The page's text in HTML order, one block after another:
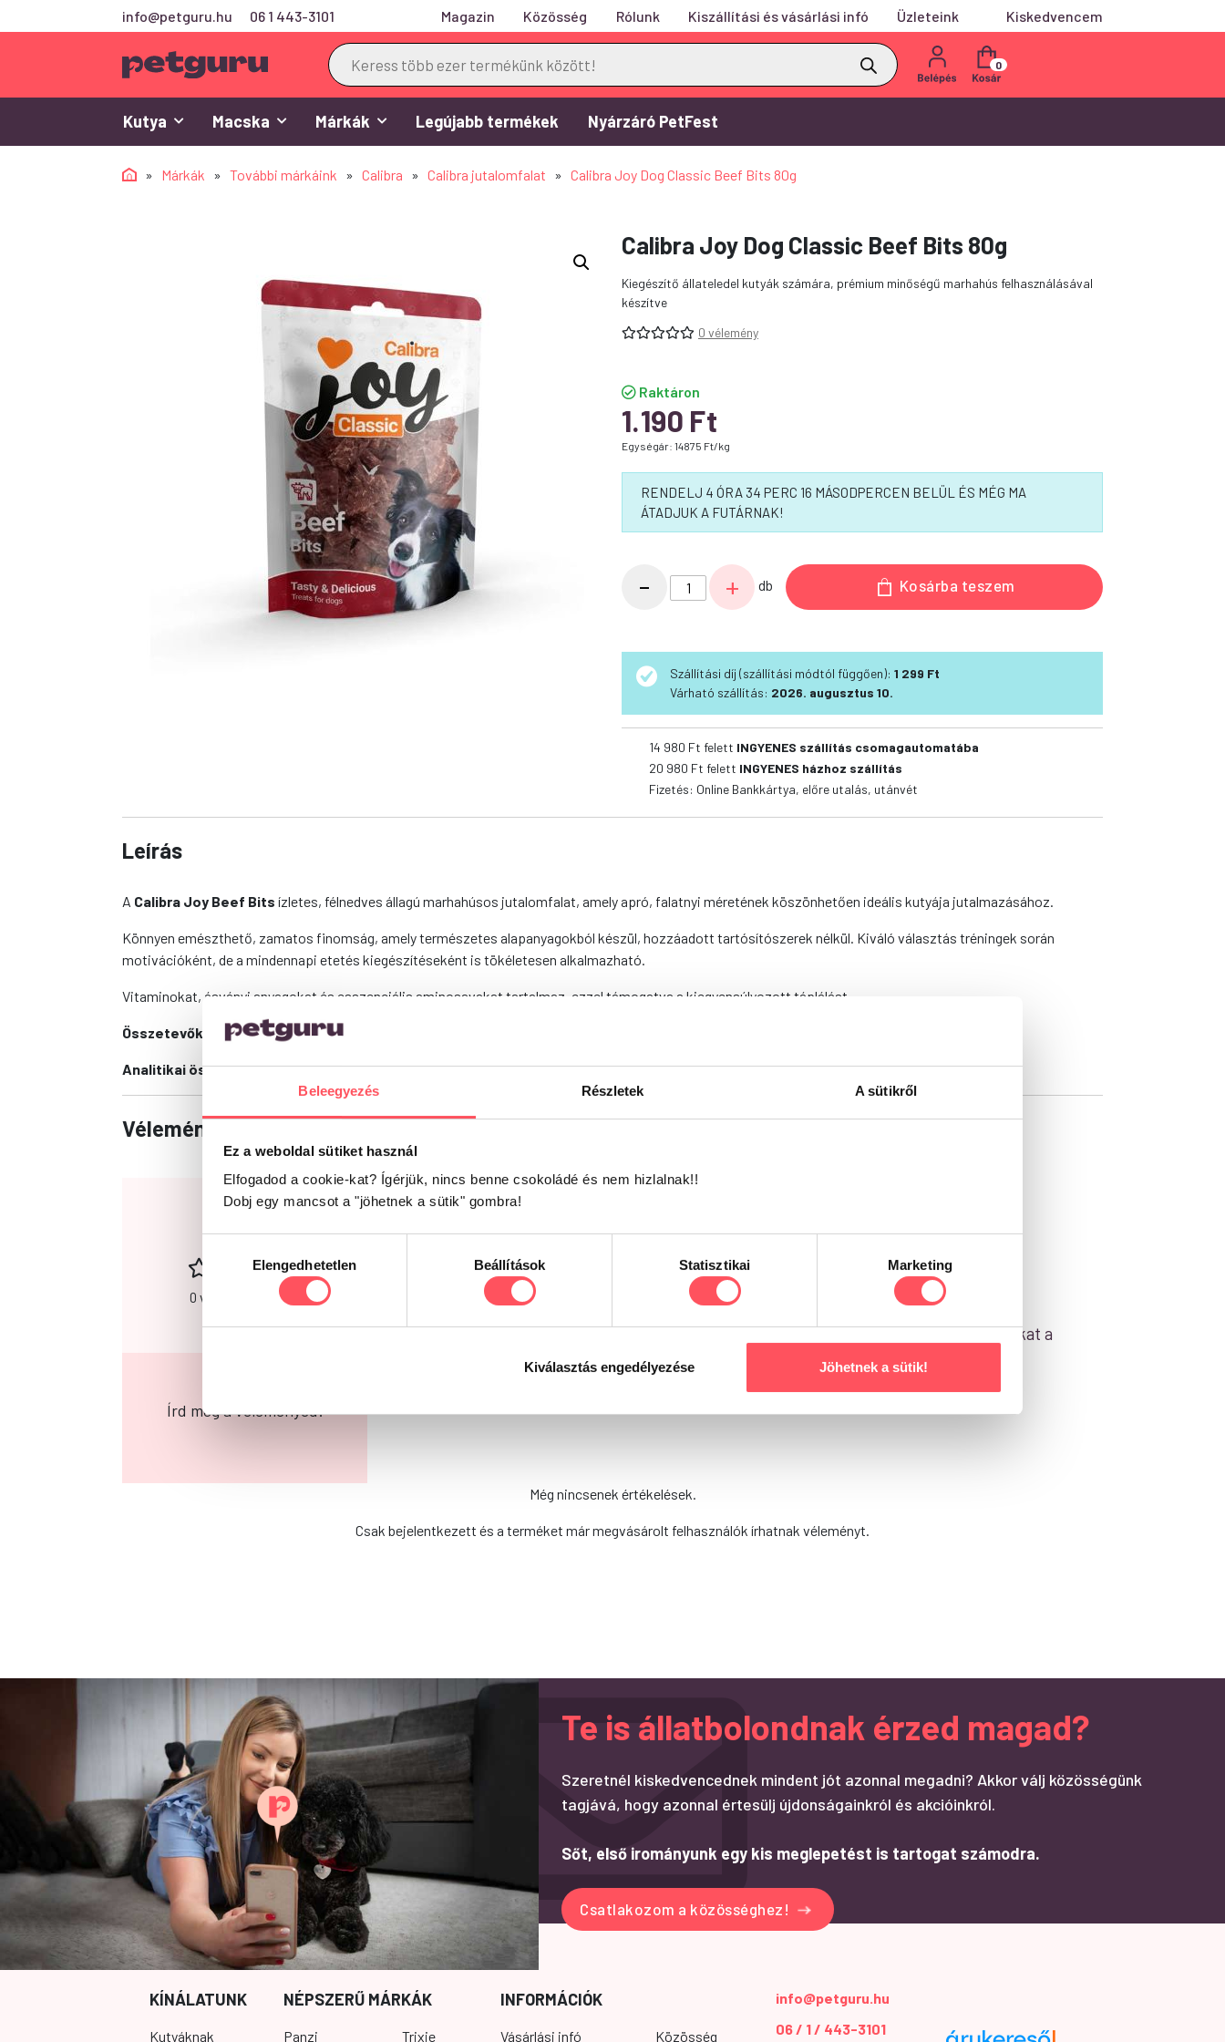
Beleegyezés Részletek A sütikről
Ez a weboldal sütiket használ
Elfogadod a cookie-kat? Ígérjük, nincs benne csokoládé és nem hizlalnak!!
Dobj egy mancsot a "jöhetnek a sütik" gombra!
kiválasztásaElengedhetetlen Beállítások Statisztikai Marketing
Kiválasztás engedélyezése Jöhetnek a sütik!
info@petguru.hu 06 1 443-3101 Magazin Közösség Rólunk Kiszállítási és vásárlási infó Üzleteink
Kiskedvencem
Products
search
0
Kutya Macska Márkák Legújabb termékek Nyárzáró PetFest
» Márkák » További márkáink » Calibra » Calibra jutalomfalat » Calibra Joy Dog Classic Beef Bits 80g
Calibra Joy Dog Classic Beef Bits 80g
Kiegészítő állateledel kutyák számára, prémium minőségű marhahús felhasználásával
készítve
0 vélemény
Raktáron
1.190 Ft
Egységár: 14875 Ft/kg
RENDELJ 4 ÓRA 34 PERC 16 MÁSODPERCEN BELÜL ÉS MÉG MA
ÁTADJUK A FUTÁRNAK!
-
Calibra
Joy
Bits
mennyiség
+ db Kosárba teszem
Szállítási díj (szállítási módtól függően):1 299 Ft
Várható szállítás: 2026. augusztus 10.
14 980 Ft felett INGYENES szállítás csomagautomatába
20 980 Ft felett INGYENES házhoz szállítás
Fizetés: Online Bankkártya, előre utalás, utánvét
Leírás
A Calibra Joy Beef Bits ízletes, félnedves állagú marhahúsos jutalomfalat, amely apró, falatnyi méretének köszönhetően ideális kutyája jutalmazásához.
Könnyen emészthető, zamatos finomság, amely természetes alapanyagokból készül, hozzáadott tartósítószerek nélkül. Kiváló választás tréningek során
motivációként, de a mindennapi etetés kiegészítéseként is tökéletesen alkalmazható.
Vitaminokat, ásványi anyagokat és esszenciális aminosavakat tartalmaz, ezzel támogatva a kiegyensúlyozott táplálást.
Összetevők: marhahús 75%, keményítő, növényi fehérje, szorbitol, glicerin
Analitikai összetevők:nyersfehérje 35%, nyerszsír 1,5%, nedvességtartalom 20%, nyershamu 4,5%, nyersrost 0,5%
Vélemények
0
0 vélemény alapján
Írd meg a véleményed!
Már kipróbáltad ezt a terméket?
Oszd meg tapasztalataidat, véleményedet a Petguru közösségével! Segítsd a gazdikat a
Még nincsenek értékelések.
Csak bejelentkezett és a terméket már megvásárolt felhasználók írhatnak véleményt.
Te is állatbolondnak érzed magad?
Szeretnél kiskedvencednek mindent jót azonnal megadni? Akkor válj közösségünk
tagjává, hogy azonnal értesülj újdonságainkról és akcióinkról.
Sőt, első irományunk egy kis meglepetést is tartogat számodra.
Csatlakozom a közösséghez!
KÍNÁLATUNK
Kutyáknak
NÉPSZERŰ MÁRKÁK
Panzi Trixie
INFORMÁCIÓK
Vásárlási infó Közösség
info@petguru.hu
06 / 1 / 443-3101